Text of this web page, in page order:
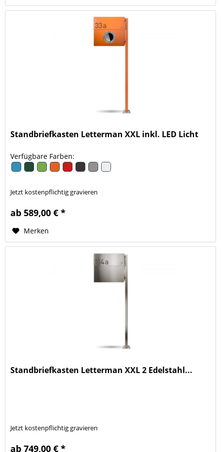
Standbriefkasten Letterman XXL inkl. LED Licht
Verfügbare Farben:
Jetzt kostenpflichtig gravieren
ab 589,00 € *
Merken
Standbriefkasten Letterman XXL 2 Edelstahl...
Jetzt kostenpflichtig gravieren
ab 749,00 € *